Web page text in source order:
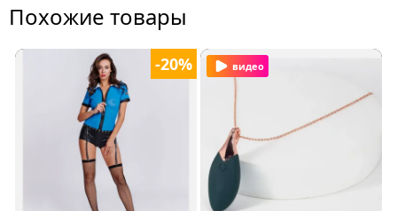
Похожие товары
-20% видео